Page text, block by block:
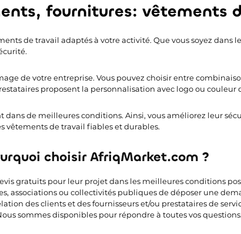
fournitures: vêtements
de travail adaptés à votre activité. Que vous soyez dans
de votre entreprise. Vous pouvez choisir entre
proposent la personnalisation avec logo ou couleur
dans de meilleures conditions. Ainsi, vous améliorez leur
vêtements de travail fiables et durables.
choisir AfriqMarket.com ?
gratuits pour leur projet dans les meilleures conditions
associations ou collectivités publiques de déposer une
des clients et des fournisseurs et/ou prestataires de
sommes disponibles pour répondre à toutes vos questions.